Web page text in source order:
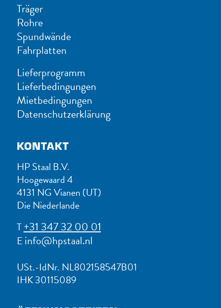
Träger
Rohre
Spundwände
Fahrplatten
Lieferprogramm
Lieferbedingungen
Mietbedingungen
Datenschutzerklärung
KONTAKT
HP Staal B.V.
Hoogewaard 4
4131 NG Vianen (UT)
Die Niederlande
T+31 347 32 00 01
E info@hpstaal.nl
USt.-IdNr. NL802158547B01
IHK 30115089